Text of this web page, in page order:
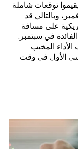
توقعات شاملة
وبالتالي قد
على مسافة
في سبتمبر.
الأداء المخيب
الأول في وقت